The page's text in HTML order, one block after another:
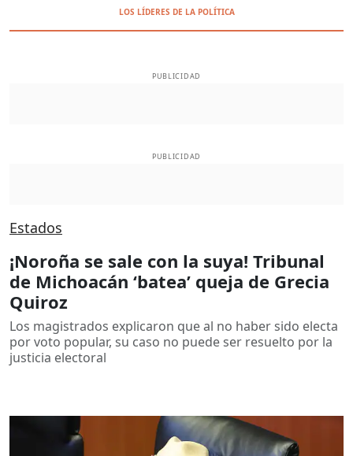
LOS LÍDERES DE LA POLÍTICA
PUBLICIDAD
PUBLICIDAD
Estados
¡Noroña se sale con la suya! Tribunal
de Michoacán ‘batea’ queja de Grecia
Quiroz
Los magistrados explicaron que al no haber sido electa
por voto popular, su caso no puede ser resuelto por la
justicia electoral